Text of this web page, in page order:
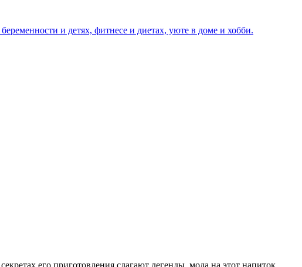
его приготовления слагают легенды, мода на этот напиток